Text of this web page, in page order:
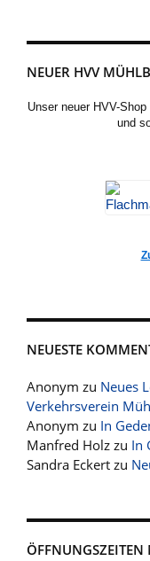
NEUER HVV
Unser neuer HVV-
und
NEUESTE
Anonym zu Neues
Verkehrsverein
Anonym zu In
Manfred Holz zu In
Sandra Eckert zu